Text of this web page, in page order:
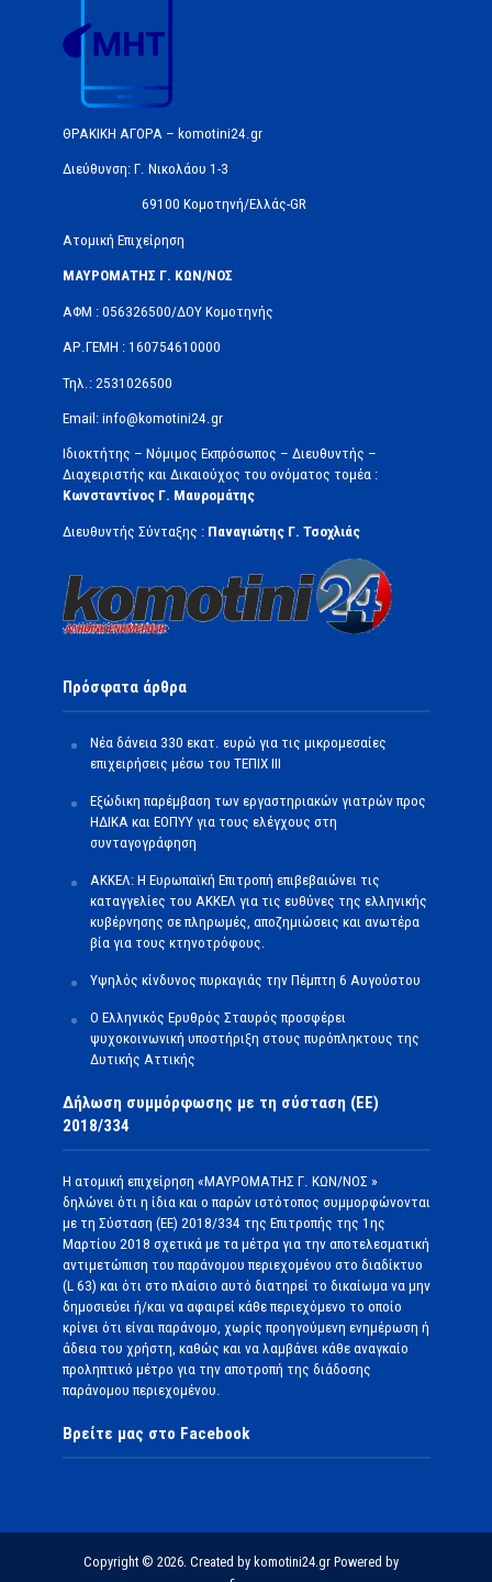
ΘΡΑΚΙΚΗ ΑΓΟΡΑ – komotini24.gr
Διεύθυνση: Γ. Νικολάου 1-3
69100 Κομοτηνή/Ελλάς-GR
Ατομική Επιχείρηση
ΜΑΥΡΟΜΑΤΗΣ Γ. ΚΩΝ/ΝΟΣ
ΑΦΜ : 056326500/ΔOΥ Κομοτηνής
ΑΡ.ΓΕΜΗ : 160754610000
Τηλ.: 2531026500
Email: info@komotini24.gr
Ιδιοκτήτης – Νόμιμος Εκπρόσωπος – Διευθυντής –
Διαχειριστής και Δικαιούχος του ονόματος τομέα :
Κωνσταντίνος Γ. Μαυρομάτης
Διευθυντής Σύνταξης : Παναγιώτης Γ. Τσοχλιάς
Πρόσφατα άρθρα
Νέα δάνεια 330 εκατ. ευρώ για τις μικρομεσαίες
επιχειρήσεις μέσω του ΤΕΠΙΧ ΙΙΙ
Εξώδικη παρέμβαση των εργαστηριακών γιατρών προς
ΗΔΙΚΑ και ΕΟΠΥΥ για τους ελέγχους στη
συνταγογράφηση
ΑΚΚΕΛ: Η Ευρωπαϊκή Επιτροπή επιβεβαιώνει τις
καταγγελίες του ΑΚΚΕΛ για τις ευθύνες της ελληνικής
κυβέρνησης σε πληρωμές, αποζημιώσεις και ανωτέρα
βία για τους κτηνοτρόφους.
Υψηλός κίνδυνος πυρκαγιάς την Πέμπτη 6 Αυγούστου
Ο Ελληνικός Ερυθρός Σταυρός προσφέρει
ψυχοκοινωνική υποστήριξη στους πυρόπληκτους της
Δυτικής Αττικής
Δήλωση συμμόρφωσης με τη σύσταση (ΕΕ)
2018/334
Η ατομική επιχείρηση «ΜΑΥΡΟΜΑΤΗΣ Γ. ΚΩΝ/ΝΟΣ »
δηλώνει ότι η ίδια και ο παρών ιστότοπος συμμορφώνονται
με τη Σύσταση (ΕΕ) 2018/334 της Επιτροπής της 1ης
Μαρτίου 2018 σχετικά με τα μέτρα για την αποτελεσματική
αντιμετώπιση του παράνομου περιεχομένου στο διαδίκτυο
(L 63) και ότι στο πλαίσιο αυτό διατηρεί το δικαίωμα να μην
δημοσιεύει ή/και να αφαιρεί κάθε περιεχόμενο το οποίο
κρίνει ότι είναι παράνομο, χωρίς προηγούμενη ενημέρωση ή
άδεια του χρήστη, καθώς και να λαμβάνει κάθε αναγκαίο
προληπτικό μέτρο για την αποτροπή της διάδοσης
παράνομου περιεχομένου.
Βρείτε μας στο Facebook
Copyright © 2026. Created by komotini24.gr Powered by